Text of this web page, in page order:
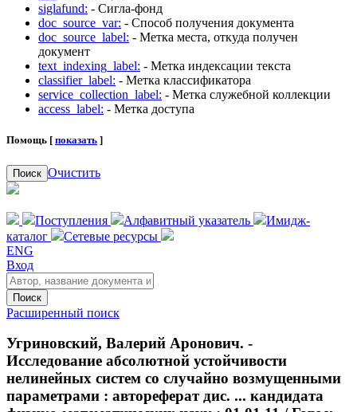
siglafund: - Сигла-фонд
doc_source_var: - Способ получения документа
doc_source_label: - Метка места, откуда получен
документ
text_indexing_label: - Метка индексации текста
classifier_label: - Метка классификатора
service_collection_label: - Метка служебной коллекции
access_label: - Метка доступа
Помощь [ показать ]
Поиск Очистить
Поступления Алфавитный указатель
Имидж-
каталог
Сетевые ресурсы
ENG
Вход
Поиск
Расширенный поиск
Угриновский, Валерий Аронович. -
Исследование абсолютной устойчивости
нелинейных систем со случайно возмущенными
параметрами : автореферат дис. ... кандидата